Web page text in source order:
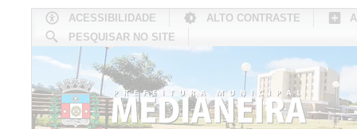
ACESSIBILIDADE ALTO CONTRASTE
PESQUISAR NO SITE